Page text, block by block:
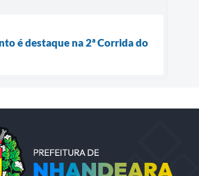
é destaque na 2ª Corrida do